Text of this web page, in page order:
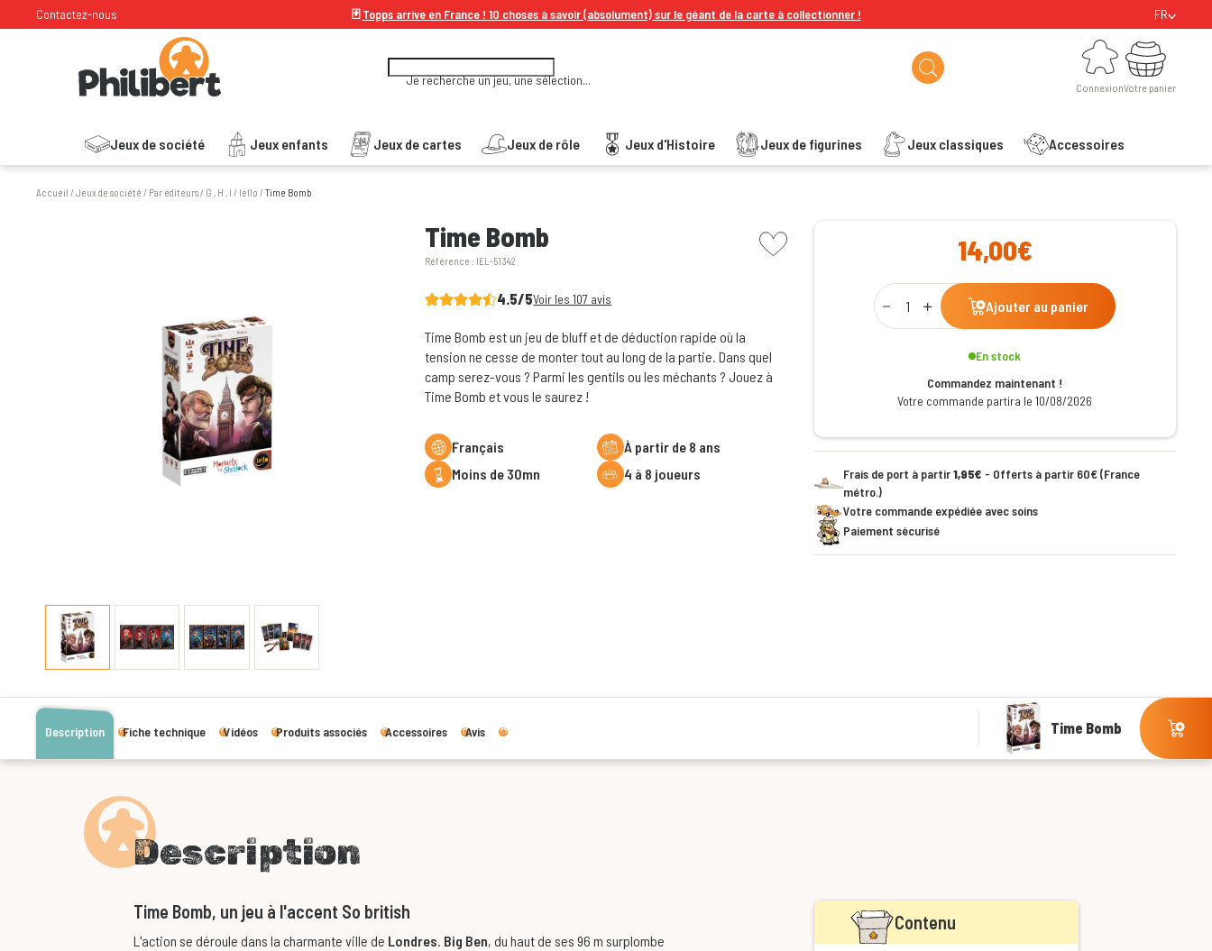
Contactez-nous 🃏Topps arrive en France ! 10 choses à savoir (absolument) sur le géant de la carte à collectionner ! FR
Je recherche un jeu, une sélection...
Connexion
Connexion
Jeux de société Jeux enfants Jeux de cartes Jeux de rôle Jeux d'Histoire Jeux de figurines Jeux classiques Accessoires
Votre panier
Votre panier
Accueil /Jeux de société / Par éditeurs/ G , H , I / Iello /Time Bomb
Time Bomb
Référence : IEL-51342
picto wishlist
4.5/5Voir les 107 avis
Time Bomb est un jeu de bluff et de déduction rapide où la
tension ne cesse de monter tout au long de la partie. Dans quel
camp serez-vous ? Parmi les gentils ou les méchants ? Jouez à
Time Bomb et vous le saurez !
Français
à partir de 8 ans
moins de 30mn
4 à 8 joueurs
14,00€
Qty
Ajouter au panier
En stock
Commandez maintenant !
Votre commande partira le 10/08/2026
Frais de port à partir1,95€ - Offerts à partir 60€ (France
métro.)
Votre commande expédiée avec soins
Paiement sécurisé
Description Fiche technique Vidéos Produits associés Accessoires Avis Time Bomb
Description
Time Bomb, un jeu à l'accent So british
L'action se déroule dans la charmante ville de Londres. Big Ben, du haut de ses 96 m surplombe
Contenu